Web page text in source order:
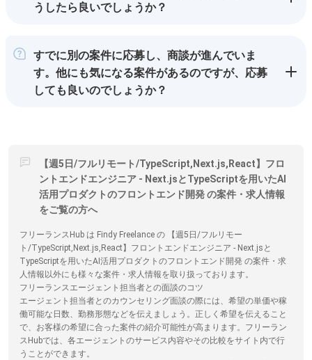
うしたら良いでしょうか？
すでに別の案件に応募し、商談が進んでいま
す。他にも気になる案件があるのですが、応募
しても良いのでしょうか？
【週5日/フルリモート/TypeScript,Next.js,React】フロ
ントエンドエンジニア - Next.jsとTypeScriptを用いたAI
活用プロダクトのフロントエンド開発 の案件・求人情報
をご覧の方へ
フリーランスHub は Findy Freelance の 【週5日/フルリモー
ト/TypeScript,Next.js,React】フロントエンドエンジニア - Next.jsと
TypeScriptを用いたAI活用プロダクトのフロントエンド開発 の案件・求
人情報以外にも様々な案件・求人情報を取り扱っております。
フリーランスエージェント担当者との面談のコツ
エージェント担当者とのカウンセリング面談の際には、希望の単価や稼
働可能な日数、勤務形態などを伝えましょう。正しく希望を伝えること
で、お客様の希望に合った案件の紹介可能性が高まります。フリーラン
スHubでは、各エージェントのサービス内容やその比較をサイト内で行
うことができます。